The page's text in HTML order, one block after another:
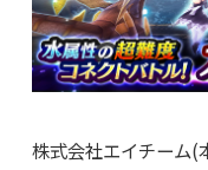
株式会社エイチーム(